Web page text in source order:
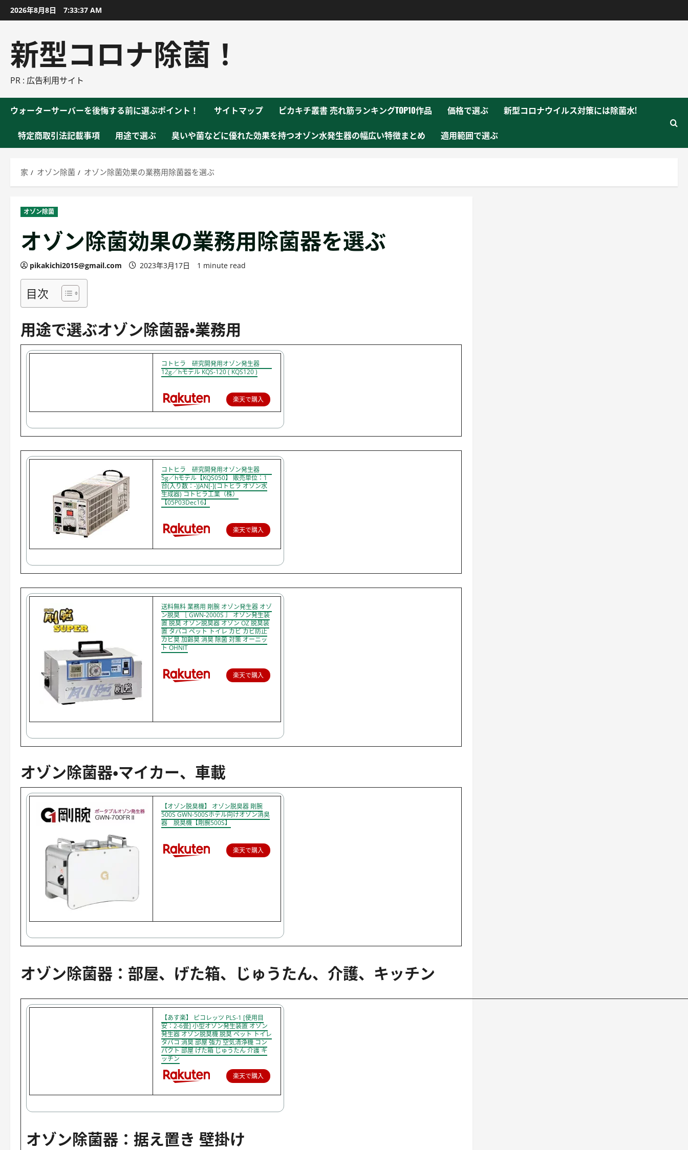
ン
2026年8月8日 7:33:38 AM
新型コロナ除菌！
PR : 広告利用サイト
ウォーターサーバーを後悔する前に選ぶポイント！ サイトマップ ピカキチ叢書 売れ筋ランキングTOP10作品 価格で選ぶ 新型コロナウイルス対策には除菌水!
特定商取引法記載事項 用途で選ぶ 臭いや菌などに優れた効果を持つオゾン水発生器の幅広い特徴まとめ 適用範囲で選ぶ
家 オゾン除菌 オゾン除菌効果の業務用除菌器を選ぶ
オゾン除菌
オゾン除菌効果の業務用除菌器を選ぶ
pikakichi2015@gmail.com 2023年3月17日 1 minute read
目次
用途で選ぶオゾン除菌器・業務用
コトヒラ 研究開発用オゾン発生器
12g／hモデル KQS-120 ( KQS120 )
楽天で購入
コトヒラ 研究開発用オゾン発生器
5g／hモデル【KQS050】 販売単位：1
台(入り数：-)JAN[-](コトヒラ オゾン水
生成器) コトヒラ工業（株）
【05P03Dec16】
楽天で購入
送料無料 業務用 剛腕 オゾン発生器 オゾ
ン脱臭 ［ GWN-2000S ］ オゾン発生装
置 脱臭 オゾン脱臭器 オゾン OZ 脱臭装
置 タバコ ペット トイレ カビ カビ防止
カビ臭 加齢臭 消臭 除菌 対策 オーニッ
ト OHNIT
楽天で購入
オゾン除菌器・マイカー、車載
【オゾン脱臭機】 オゾン脱臭器 剛腕
500S GWN-500Sホテル向けオゾン消臭
器 脱臭機【剛腕500S】
楽天で購入
オゾン除菌器：部屋、げた箱、じゅうたん、介護、キッチン
【あす楽】 ピコレッツ PLS-1 [使用目
安：2-6畳] 小型オゾン発生装置 オゾン
発生器 オゾン脱臭機 脱臭 ペット トイレ
タバコ 消臭 部屋 強力 空気清浄機 コン
パクト 部屋 げた箱 じゅうたん 介護 キ
ッチン
楽天で購入
オゾン除菌器：据え置き 壁掛け